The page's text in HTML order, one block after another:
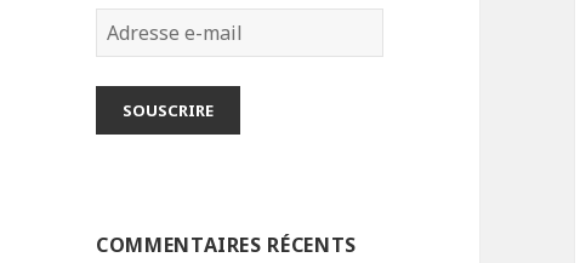
Adresse
e-
mail
SOUSCRIRE
COMMENTAIRES RÉCENTS